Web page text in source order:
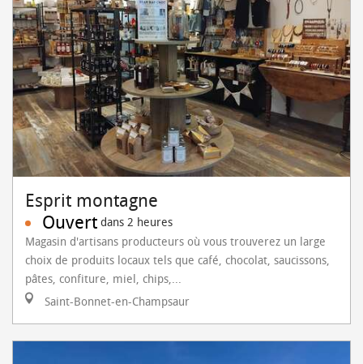
Esprit montagne
Ouvert dans 2 heures
Magasin d'artisans producteurs où vous trouverez un large
choix de produits locaux tels que café, chocolat, saucissons,
pâtes, confiture, miel, chips,...
Saint-Bonnet-en-Champsaur